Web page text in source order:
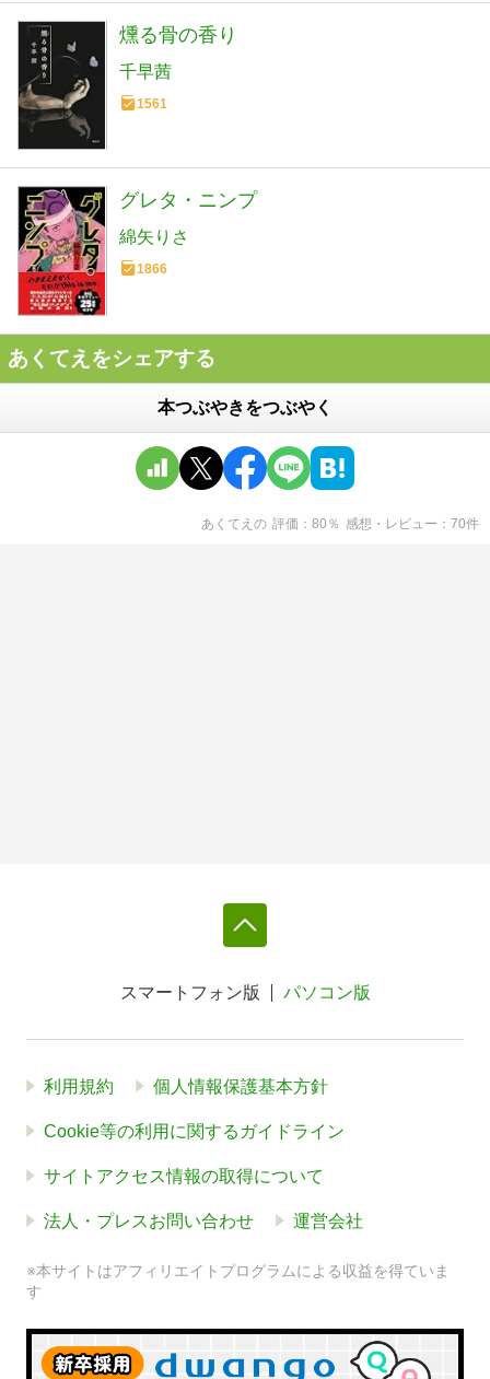
燻る骨の香り
千早茜
1561
グレタ・ニンプ
綿矢りさ
1866
あくてえをシェアする
本つぶやきをつぶやく
あくてえ の 評価 80 ％ 感想・レビュー 70件
スマートフォン版 パソコン版
利用規約 個人情報保護基本方針
Cookie等の利用に関するガイドライン
サイトアクセス情報の取得について
法人・プレスお問い合わせ 運営会社
※本サイトはアフィリエイトプログラムによる収益を得ていま
す